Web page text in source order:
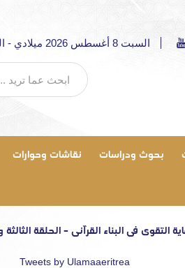
السبت 8 أغسطس 2026 ميلادي - الموافق 23 صفر 1448 هجري
بحوث ودراسات نقاشات وحوارات
التقوى في البناء القرآني – الحلقة الثالثة
Tweets by Ulamaaeritrea